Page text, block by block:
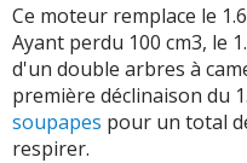
2.0 BLUEHDI 160
2.0 BLUEHDI 180
Ce moteur remplace le
Ayant perdu 100 cm3, le
d'un double arbres à
première déclinaison du
soupapes pour un total
respirer.